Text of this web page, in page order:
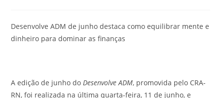
Desenvolve ADM de junho destaca como equilibrar mente e
dinheiro para dominar as finanças
A edição de junho do Desenvolve ADM, promovida pelo CRA-
RN, foi realizada na última quarta-feira, 11 de junho, e